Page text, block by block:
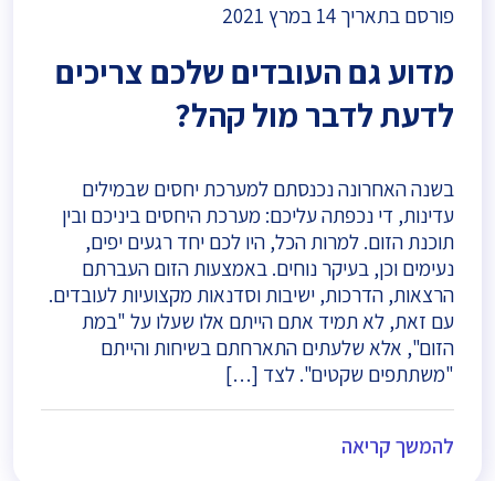
פורסם בתאריך 14 במרץ 2021
מדוע גם העובדים שלכם צריכים
לדעת לדבר מול קהל?
בשנה האחרונה נכנסתם למערכת יחסים שבמילים
עדינות, די נכפתה עליכם: מערכת היחסים ביניכם ובין
תוכנת הזום. למרות הכל, היו לכם יחד רגעים יפים,
נעימים וכן, בעיקר נוחים. באמצעות הזום העברתם
הרצאות, הדרכות, ישיבות וסדנאות מקצועיות לעובדים.
עם זאת, לא תמיד אתם הייתם אלו שעלו על "במת
הזום", אלא שלעתים התארחתם בשיחות והייתם
"משתתפים שקטים". לצד […]
להמשך קריאה